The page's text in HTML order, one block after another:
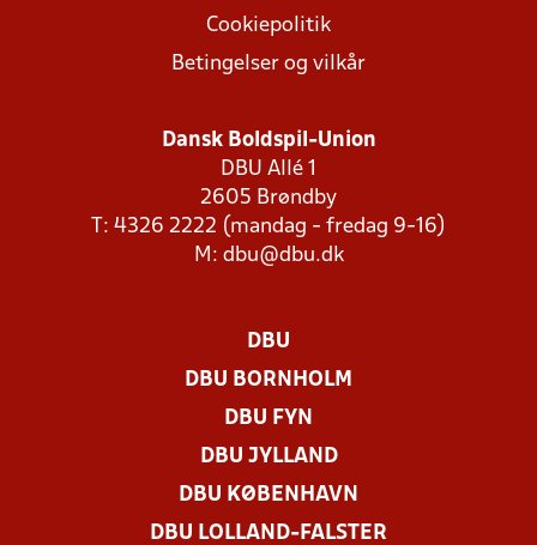
Cookiepolitik
Betingelser og vilkår
Dansk Boldspil-Union
DBU Allé 1
2605 Brøndby
T: 4326 2222 (mandag - fredag 9-16)
M: dbu@dbu.dk
DBU
DBU BORNHOLM
DBU FYN
DBU JYLLAND
DBU KØBENHAVN
DBU LOLLAND-FALSTER